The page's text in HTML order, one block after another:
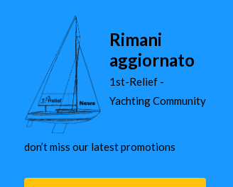
Rimani
aggiornato
1st-Relief -
Yachting Community
don’t miss our latest promotions